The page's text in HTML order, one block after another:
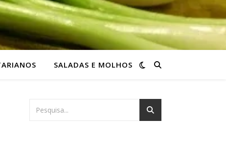
SALADAS E MOLHOS